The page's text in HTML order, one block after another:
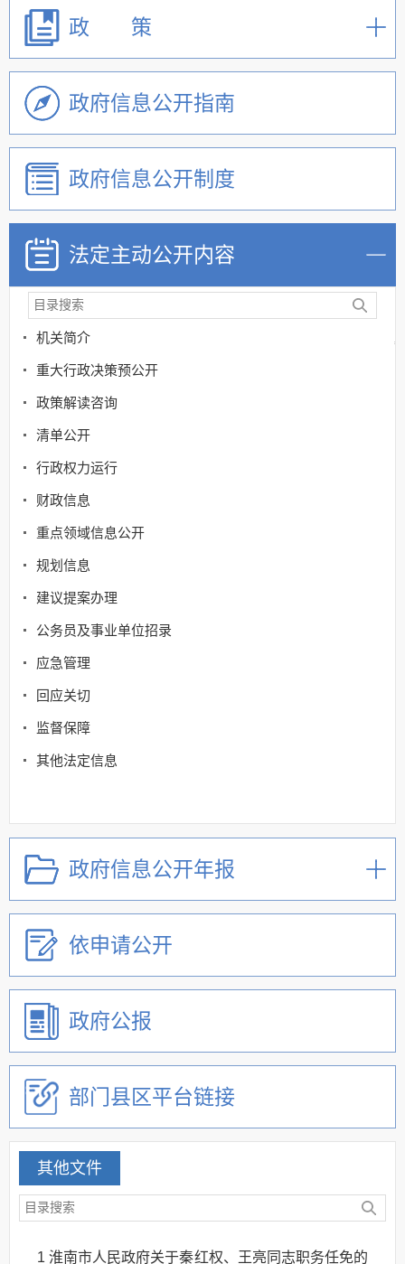
政 策
政府信息公开指南
政府信息公开制度
法定主动公开内容
机关简介
重大行政决策预公开
政策解读咨询
清单公开
行政权力运行
财政信息
重点领域信息公开
规划信息
建议提案办理
公务员及事业单位招录
应急管理
回应关切
监督保障
其他法定信息
政府信息公开年报
依申请公开
政府公报
部门县区平台链接
其他文件
1 淮南市人民政府关于秦红权、王亮同志职务任免的